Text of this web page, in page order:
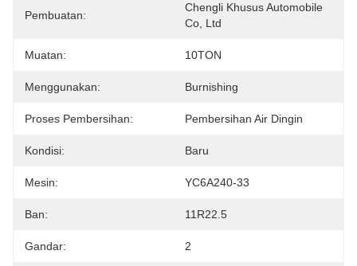
Pembuatan:
Chengli Khusus Automobile
Co, Ltd
Muatan: 10TON
Menggunakan: Burnishing
Proses Pembersihan: Pembersihan Air Dingin
Kondisi: Baru
Mesin: YC6A240-33
Ban: 11R22.5
Gandar: 2